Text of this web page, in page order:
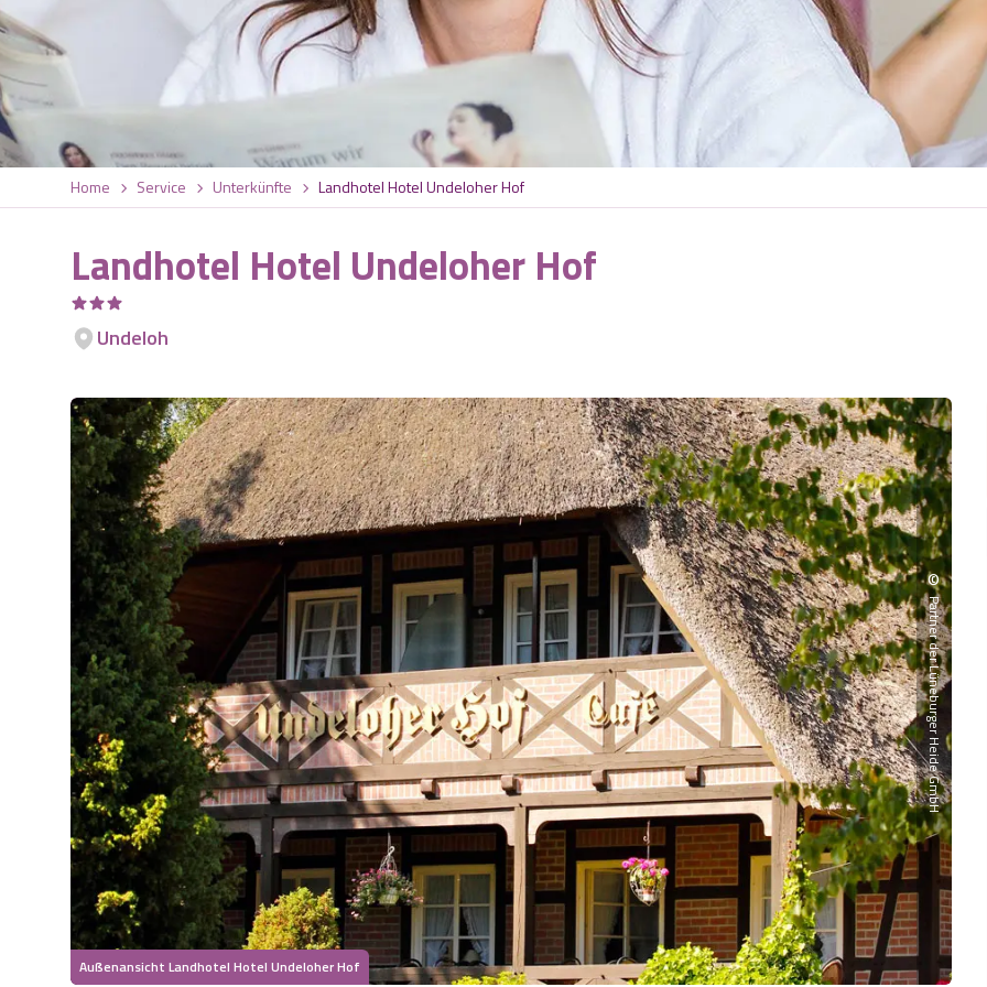
Home Service Unterkünfte Landhotel Hotel Undeloher Hof
Landhotel Hotel Undeloher Hof
Undeloh
Außenansicht Landhotel Hotel Undeloher Hof
©
Partner der Lüneburger Heide GmbH